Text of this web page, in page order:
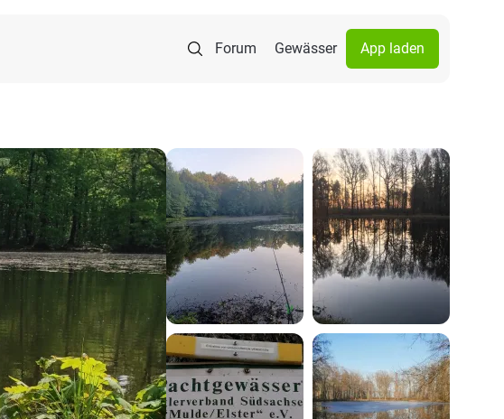
Forum Gewässer App laden